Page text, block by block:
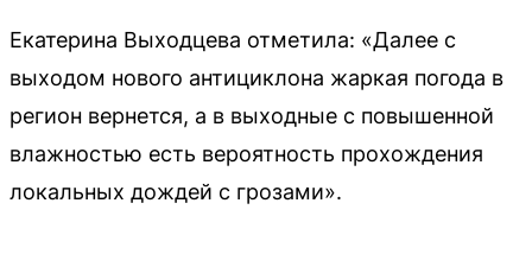
Екатерина Выходцева отметила: «Далее с
выходом нового антициклона жаркая погода в
регион вернется, а в выходные с повышенной
влажностью есть вероятность прохождения
локальных дождей с грозами».